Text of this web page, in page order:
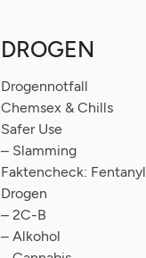
DROGEN
Drogennotfall
Chemsex & Chills
Safer Use
– Slamming
Faktencheck: Fentanyl
Drogen
– 2C-B
– Alkohol